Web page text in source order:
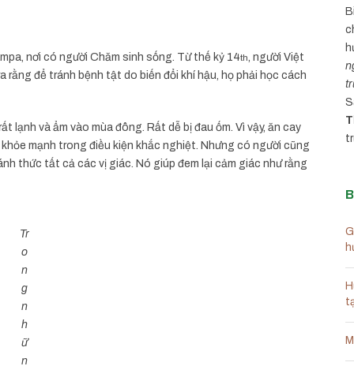
nơi có người Chăm sinh sống. Từ thế kỷ 14th, người Việt
rằng để tránh bệnh tật do biến đổi khí hậu, họ phải học cách
lạnh và ẩm vào mùa đông. Rất dễ bị đau ốm. Vì vậy, ăn cay
mạnh trong điều kiện khắc nghiệt. Nhưng có người cũng
thức tất cả các vị giác. Nó giúp đem lại cảm giác như rằng
Tr
o
n
g
n
h
ữ
n